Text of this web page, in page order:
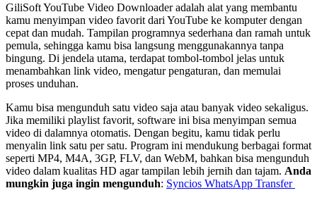
GiliSoft YouTube Video Downloader adalah alat yang membantu
kamu menyimpan video favorit dari YouTube ke komputer dengan
cepat dan mudah. Tampilan programnya sederhana dan ramah untuk
pemula, sehingga kamu bisa langsung menggunakannya tanpa
bingung. Di jendela utama, terdapat tombol-tombol jelas untuk
menambahkan link video, mengatur pengaturan, dan memulai
proses unduhan.
Kamu bisa mengunduh satu video saja atau banyak video sekaligus.
Jika memiliki playlist favorit, software ini bisa menyimpan semua
video di dalamnya otomatis. Dengan begitu, kamu tidak perlu
menyalin link satu per satu. Program ini mendukung berbagai format
seperti MP4, M4A, 3GP, FLV, dan WebM, bahkan bisa mengunduh
video dalam kualitas HD agar tampilan lebih jernih dan tajam. Anda
mungkin juga ingin mengunduh: Syncios WhatsApp Transfer